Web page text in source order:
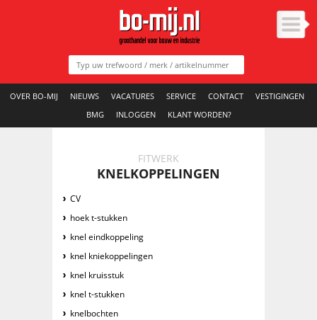
OVER BO-MIJ NIEUWS VACATURES SERVICE CONTACT
VESTIGINGEN
BMG
INLOGGEN KLANT WORDEN?
FITWERK
KNELKOPPELINGEN
CV
hoek t-stukken
knel eindkoppeling
knel kniekoppelingen
knel kruisstuk
knel t-stukken
knelbochten